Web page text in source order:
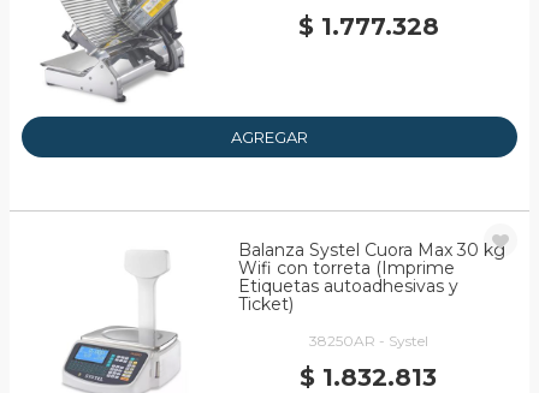
$ 1.777.328
AGREGAR
Balanza Systel Cuora Max 30 kg
Wifi con torreta (Imprime
Etiquetas autoadhesivas y
Ticket)
38250AR - Systel
$ 1.832.813